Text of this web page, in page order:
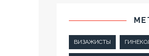
ВИЗАЖИСТЫ